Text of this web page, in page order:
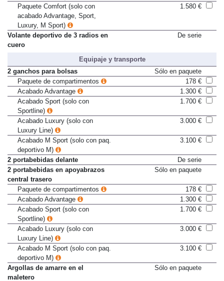
control de crucero)
Paquete Comfort (solo con
acabado Advantage, Sport,
Luxury, M Sport)
Volante deportivo de 3 radios en
Equipaje y transporte
2 ganchos para bolsas
Sólo en paquete
Paquete de compartimentos
178 €
Acabado Advantage
1.300 €
Acabado Sport (solo con
Sportline)
Acabado Luxury (solo con
Luxury Line)
Acabado M Sport (solo con paq.
deportivo M)
2 portabebidas delante
De serie
2 portabebidas en apoyabrazos
central trasero
Paquete de compartimentos
178 €
Acabado Advantage
1.300 €
Acabado Sport (solo con
Sportline)
Acabado Luxury (solo con
Luxury Line)
Acabado M Sport (solo con paq.
deportivo M)
Argollas de amarre en el